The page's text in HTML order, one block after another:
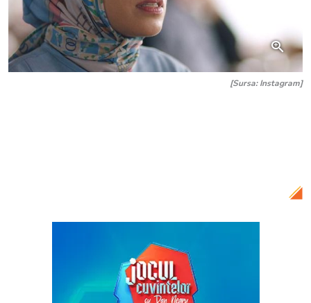
[Sursa: Instagram]